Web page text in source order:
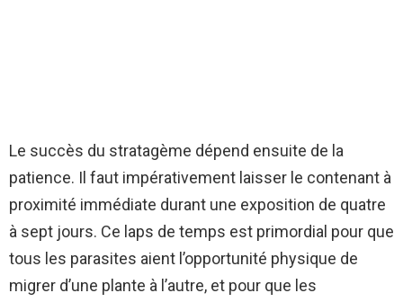
Le succès du stratagème dépend ensuite de la
patience. Il faut impérativement laisser le contenant à
proximité immédiate durant une exposition de quatre
à sept jours. Ce laps de temps est primordial pour que
tous les parasites aient l’opportunité physique de
migrer d’une plante à l’autre, et pour que les